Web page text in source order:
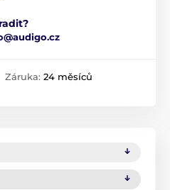
Záruka: 24 měsíců